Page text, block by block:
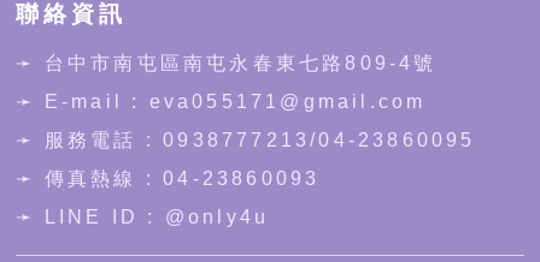
聯絡資訊
➛ 台中市南屯區南屯永春東七路809-4號
➛ E-mail : eva055171@gmail.com
➛ 服務電話 :0938777213/04-23860095
➛ 傳真熱線 : 04-23860093
➛ LINE ID : @only4u